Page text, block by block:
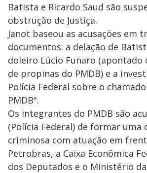
Batista e Ricardo Saud são
obstrução de Justiça.
Janot baseou as acusações em
documentos: a delação de
doleiro Lúcio Funaro (apontado
de propinas do PMDB) e a
Polícia Federal sobre o
PMDB".
Os integrantes do PMDB são
(Polícia Federal) de formar uma
criminosa com atuação em
Petrobras, a Caixa Econômica
dos Deputados e o Ministério